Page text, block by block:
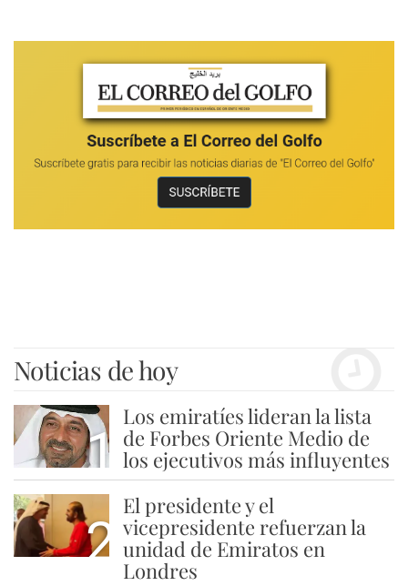
Noticias de hoy
1
Los emiratíes lideran la lista
de Forbes Oriente Medio de
los ejecutivos más influyentes
2
El presidente y el
vicepresidente refuerzan la
unidad de Emiratos en
Londres